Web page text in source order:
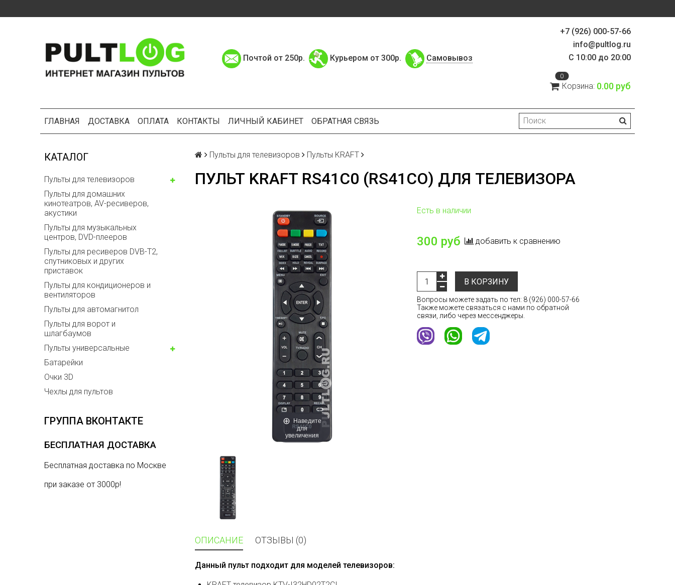
Почтой от 250р. Курьером от 300р. Самовывоз
+7 (926) 000-57-66
info@pultlog.ru
С 10:00 до 20:00
0
Корзина: 0.00 руб
ГЛАВНАЯ ДОСТАВКА ОПЛАТА КОНТАКТЫ ЛИЧНЫЙ КАБИНЕТ ОБРАТНАЯ СВЯЗЬ
КАТАЛОГ
Пульты для телевизоров
Пульты для домашних
кинотеатров, AV-ресиверов,
акустики
Пульты для музыкальных
центров, DVD-плееров
Пульты для ресиверов DVB-T2,
спутниковых и других
приставок
Пульты для кондиционеров и
вентиляторов
Пульты для автомагнитол
Пульты для ворот и
шлагбаумов
Пульты универсальные
Батарейки
Очки 3D
Чехлы для пультов
ГРУППА ВКОНТАКТЕ
БЕСПЛАТНАЯ ДОСТАВКА
Бесплатная доставка по Москве
при заказе от 3000р!
Пульты для телевизоров Пульты KRAFT
ПУЛЬТ KRAFT RS41C0 (RS41CO) ДЛЯ ТЕЛЕВИЗОРА
Наведите
для
увеличения
Есть в наличии
300 руб добавить к сравнению
В КОРЗИНУ
Вопросы можете задать по тел: 8 (926) 000-57-66
Также можете связаться с нами по обратной
связи, либо через мессенджеры.
ОПИСАНИЕ ОТЗЫВЫ (0)
Данный пульт подходит для моделей телевизоров: